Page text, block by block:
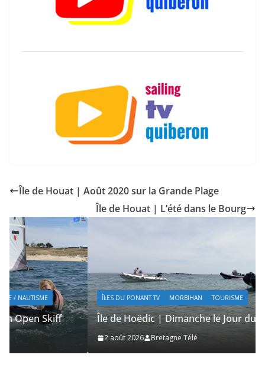
Île de Houat | Août 2020 sur la Grande Plage
Île de Houat | L’été dans le Bourg
ÎLES DU PONANT TV MORBIHAN TOURISME
Île de Hoëdic | Dimanche le Jour du Zodiac
2 août 2026 Bretagne Télé